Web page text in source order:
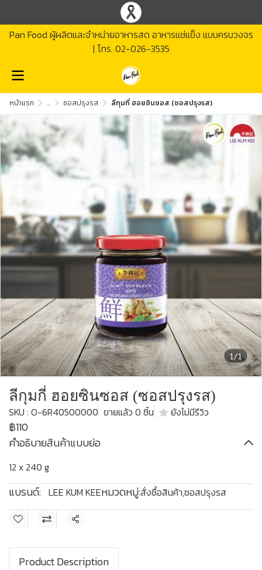
Pan Food ผู้ผลิตและจำหน่ายอาหารสด อาหารแช่แข็ง แบบครบวงจร
| โทร. 02-026-3535
หน้าแรก ... ซอสปรุงรส ลีกุมกี่ ฮอยซินซอส (ซอสปรุงรส)
1/1
ลีกุมกี่ ฮอยซินซอส (ซอสปรุงรส)
SKU : O-6R40500000 ขายแล้ว 0 ชิ้น ยังไม่มีรีวิว
฿110
คำอธิบายสินค้าแบบย่อ
12 x 240 g
แบรนด์: LEE KUM KEEหมวดหมู่:สั่งซื้อสินค้า,ซอสปรุงรส
แชร์
Product Description